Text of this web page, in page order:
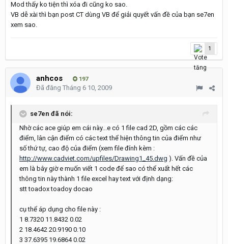
Mod thấy ko tiện thì xóa đi cũng ko sao.
VB dễ xài thì bạn post CT dùng VB để giải quyết vấn đề của bạn se7en
xem sao.
1
anhcos 197
Đã đăng Tháng 6 10, 2009
se7en đã nói:
Nhờ các ace giúp em cái này...e có 1 file cad 2D, gồm các các
điểm, lân cận điểm có các text thể hiện thông tin của điểm như
số thứ tự, cao độ của điểm (xem file đính kèm :
http://www.cadviet.com/upfiles/Drawing1_45.dwg ). Vấn đề của
em là bây giờ e muốn viết 1 code để sao có thể xuất hết các
thông tin này thành 1 file excel hay text với định dạng:
stt toadox toadoy docao
cụ thể áp dụng cho file này :
1 8.7320 11.8432 0.02
2 18.4642 20.9190 0.10
3 37.6395 19.6864 0.02